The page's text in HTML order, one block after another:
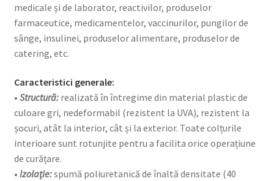
medicale și de laborator, reactivilor, produselor
farmaceutice, medicamentelor, vaccinurilor, pungilor de
sânge, insulinei, produselor alimentare, produselor de
catering, etc.
Caracteristici generale:
• Structură:realizată în întregime din material plastic de
culoare gri, nedeformabil (rezistent la UVA), rezistent la
șocuri, atât la interior, cât și la exterior. Toate colțurile
interioare sunt rotunjite pentru a facilita orice operațiune
de curățare.
• Izolație:spumă poliuretanică de înaltă densitate (40